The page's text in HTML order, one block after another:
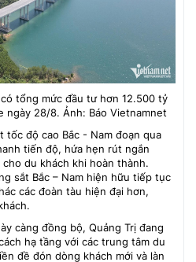
tổng mức đầu tư hơn 12.500 tỷ
28/8. Ảnh: Báo Vietnamnet
độ cao Bắc - Nam đoạn qua
tiến độ, hứa hẹn rút ngắn
du khách khi hoàn thành.
sắt Bắc – Nam hiện hữu tiếp tục
các đoàn tàu hiện đại hơn,
càng đồng bộ, Quảng Trị đang
hạ tầng với các trung tâm du
đề đón dòng khách mới và làn